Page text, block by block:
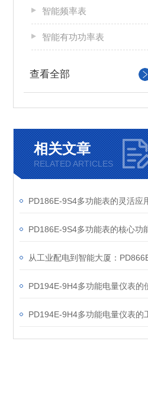
智能频率表
智能有功功率表
查看全部
相关文章
RELATED ARTICLES